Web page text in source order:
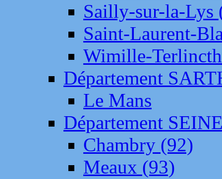
Sailly-sur-la-Lys
Saint-Laurent-
Wimille-
Département
Le Mans
Département
Chambry (92)
Meaux (93)